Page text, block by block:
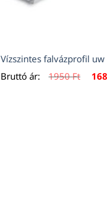
Vízszintes falvázprofil
Bruttó ár:
1950Ft
price